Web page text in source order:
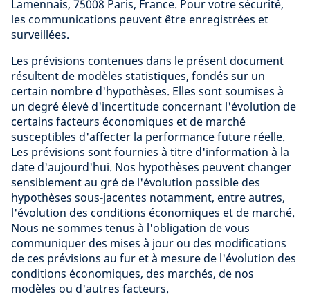
Lamennais, 75008 Paris, France. Pour votre sécurité,
les communications peuvent être enregistrées et
surveillées.
Les prévisions contenues dans le présent document
résultent de modèles statistiques, fondés sur un
certain nombre d'hypothèses. Elles sont soumises à
un degré élevé d'incertitude concernant l'évolution de
certains facteurs économiques et de marché
susceptibles d'affecter la performance future réelle.
Les prévisions sont fournies à titre d'information à la
date d'aujourd'hui. Nos hypothèses peuvent changer
sensiblement au gré de l'évolution possible des
hypothèses sous-jacentes notamment, entre autres,
l'évolution des conditions économiques et de marché.
Nous ne sommes tenus à l'obligation de vous
communiquer des mises à jour ou des modifications
de ces prévisions au fur et à mesure de l'évolution des
conditions économiques, des marchés, de nos
modèles ou d'autres facteurs.